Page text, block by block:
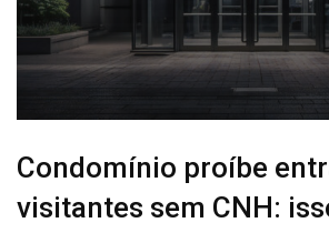
Condomínio proíbe
visitantes sem CNH: